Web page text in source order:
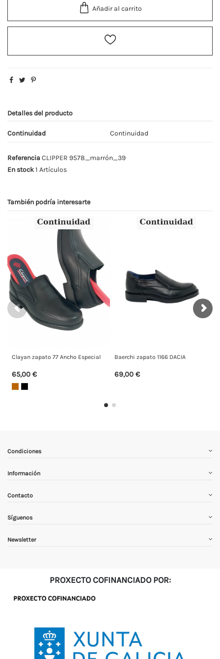
Añadir al carrito
Detalles del producto
Continuidad Continuidad
Referencia CLIPPER 9578_marrón_39
En stock1 Artículos
También podría interesarte
zapato 77 Ancho Especial
€
Baerchi zapato 1166 DACIA
69,00 €
Condiciones
Información
Contacto
Síguenos
Newsletter
PROXECTO COFINANCIADO POR: